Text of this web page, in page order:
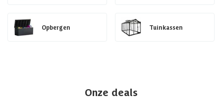
Opbergen Tuinkassen
Onze deals